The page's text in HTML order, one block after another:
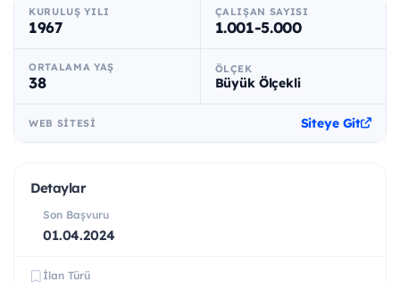
KURULUŞ YILI
1967
ÇALIŞAN SAYISI
1.001-5.000
ORTALAMA YAŞ
38
ÖLÇEK
Büyük Ölçekli
WEB SITESI Siteye Git
Detaylar
Son Başvuru
01.04.2024
İlan Türü